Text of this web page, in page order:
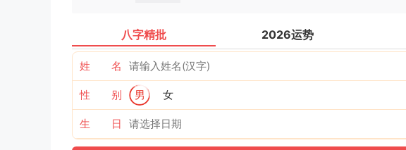
八字精批 2026运势
姓 名
性 别 男 女
生 日